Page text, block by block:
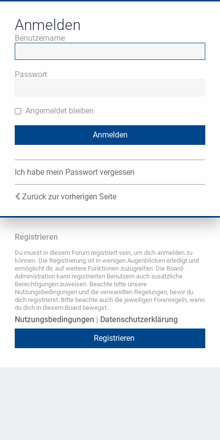
Anmelden
Benutzername
Passwort
Angemeldet bleiben
Ich habe mein Passwort vergessen
Zurück zur vorherigen Seite
Registrieren
Du musst in diesem Forum registriert sein, um dich anmelden zu
können. Die Registrierung ist in wenigen Augenblicken erledigt und
ermöglicht dir, auf weitere Funktionen zuzugreifen. Die Board-
Administration kann registrierten Benutzern auch zusätzliche
Berechtigungen zuweisen. Beachte bitte unsere
Nutzungsbedingungen und die verwandten Regelungen, bevor du
dich registrierst. Bitte beachte auch die jeweiligen Forenregeln, wenn
du dich in diesem Board bewegst.
Nutzungsbedingungen
Datenschutzerklärung
Registrieren